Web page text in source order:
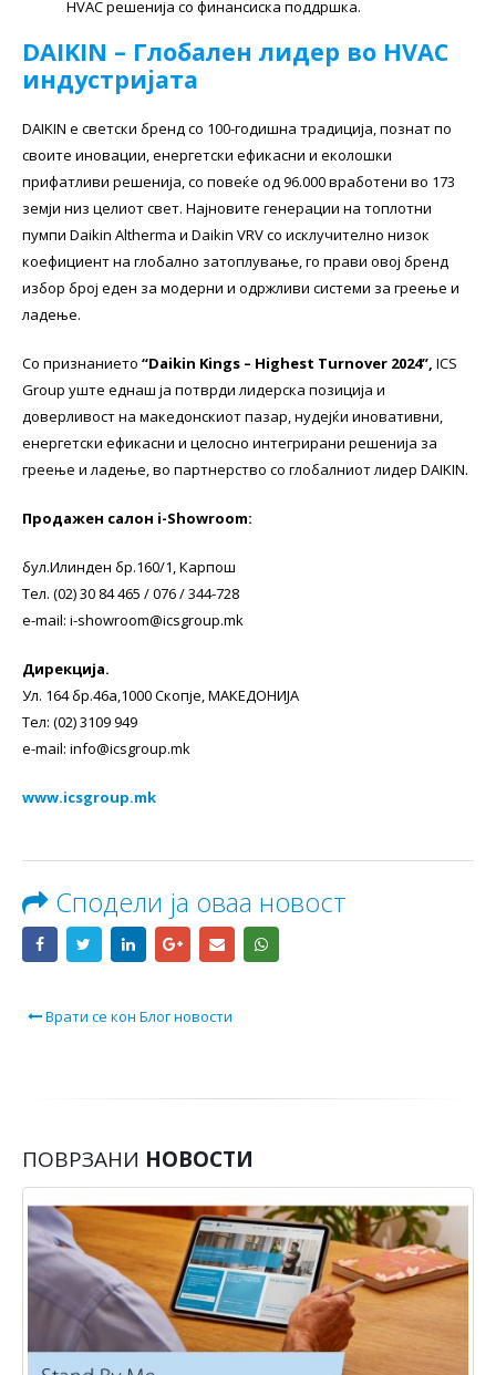
HVAC решенија со финансиска поддршка.
DAIKIN – Глобален лидер во HVAC
индустријата
DAIKIN е светски бренд со 100-годишна традиција, познат по
своите иновации, енергетски ефикасни и еколошки
прифатливи решенија, со повеќе од 96.000 вработени во 173
земји низ целиот свет. Најновите генерации на топлотни
пумпи Daikin Altherma и Daikin VRV со исклучително низок
коефициент на глобално затоплување, го прави овој бренд
избор број еден за модерни и одржливи системи за греење и
ладење.
Со признанието “Daikin Kings – Highest Turnover 2024”, ICS
Group уште еднаш ја потврди лидерска позиција и
доверливост на македонскиот пазар, нудејќи иновативни,
енергетски ефикасни и целосно интегрирани решенија за
греење и ладење, во партнерство со глобалниот лидер DAIKIN.
Продажен салон i-Showroom:
бул.Илинден бр.160/1, Карпош
Тел. (02) 30 84 465 / 076 / 344-728
e-mail: i-showroom@icsgroup.mk
Дирекција.
Ул. 164 бр.46а,1000 Скопје, МАКЕДОНИЈА
Тел: (02) 3109 949
e-mail: info@icsgroup.mk
www.icsgroup.mk
Сподели ја оваа новост
Врати се кон Блог новости
ПОВРЗАНИ НОВОСТИ